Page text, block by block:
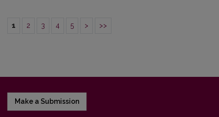
1 2 3 4 5 > >>
Make a Submission